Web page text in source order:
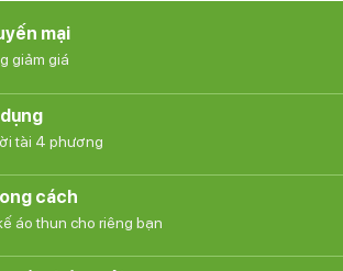
mại
giảm giá
tài 4 phương
cách
áo thun cho riêng bạn